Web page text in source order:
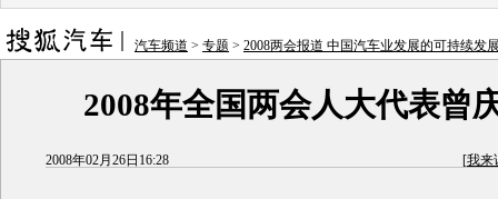
汽车频道 > 专题 > 2008两会报道 中国汽车业发展的可持续发
2008年全国两会人大代表曾
2008年02月26日16:28 [我来